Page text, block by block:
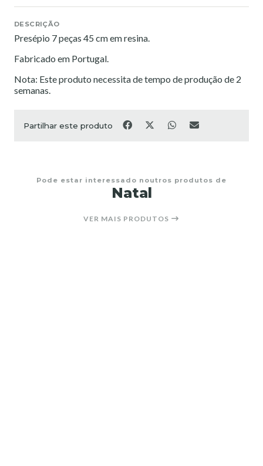
DESCRIÇÃO
Presépio 7 peças 45 cm em resina.
Fabricado em Portugal.
Nota: Este produto necessita de tempo de produção de 2
semanas.
Partilhar este produto
Pode estar interessado noutros produtos de
Natal
VER MAIS PRODUTOS